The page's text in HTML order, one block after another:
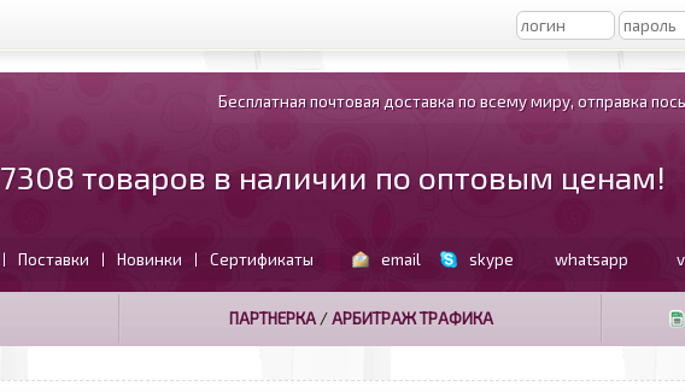
Бесплатная почтовая доставка по всему миру, отправка
7308 товаров в наличии по оптовым ценам!
| Поставки | Новинки | Сертификаты email skype whatsapp
ПАРТНЕРКА/АРБИТРАЖ ТРАФИКА